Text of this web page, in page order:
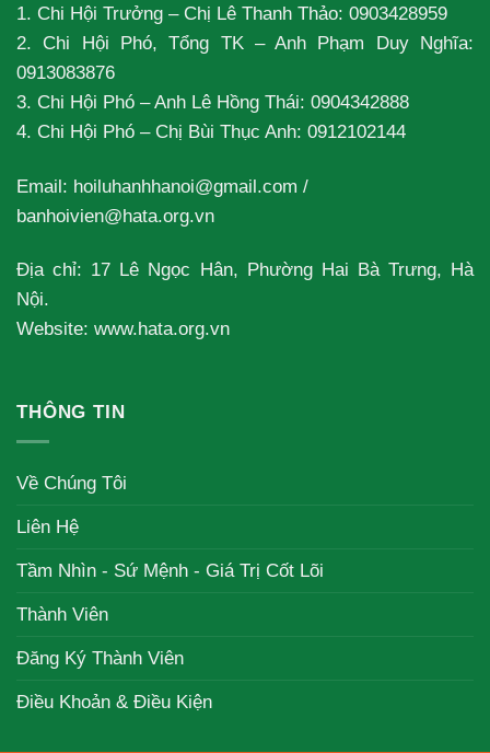
1. Chi Hội Trưởng – Chị Lê Thanh Thảo: 0903428959
2. Chi Hội Phó, Tổng TK – Anh Phạm Duy Nghĩa:
0913083876
3. Chi Hội Phó – Anh Lê Hồng Thái: 0904342888
4. Chi Hội Phó – Chị Bùi Thục Anh: 0912102144
Email: hoiluhanhhanoi@gmail.com /
banhoivien@hata.org.vn
Địa chỉ: 17 Lê Ngọc Hân, Phường Hai Bà Trưng, Hà
Nội.
Website: www.hata.org.vn
THÔNG TIN
Về Chúng Tôi
Liên Hệ
Tầm Nhìn - Sứ Mệnh - Giá Trị Cốt Lõi
Thành Viên
Đăng Ký Thành Viên
Điều Khoản & Điều Kiện